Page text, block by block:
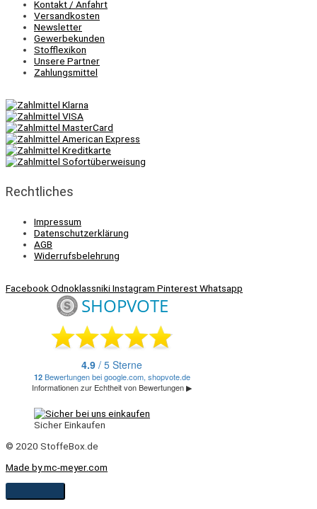
Kontakt / Anfahrt
Versandkosten
Newsletter
Gewerbekunden
Stofflexikon
Unsere Partner
Zahlungsmittel
Rechtliches
Impressum
Datenschutzerklärung
AGB
Widerrufsbelehrung
FacebookOdnoklassnikiInstagram PinterestWhatsapp
Sicher Einkaufen
© 2020 StoffeBox.de
Made by mc-meyer.com